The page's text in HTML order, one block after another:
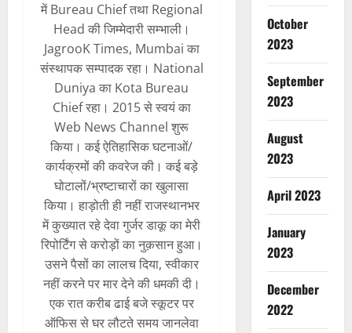
में Bureau Chief तथा Regional
Head की जिम्मेदारी सम्भाली।
JagrooK Times, Mumbai का
संस्थापक सम्पादक रहा। National
Duniya का Kota Bureau
Chief रहा। 2015 से स्वयं का
Web News Channel शुरू
किया। कई ऐतिहासिक घटनाओं/
कार्यक्रमों की कवरेज की। कई बड़े
घोटालों/भ्रष्टाचारों का खुलासा
किया। हाड़ोती ही नहीं राजस्थानभर
में कुख्यात रहे देवा गुर्जर डाकू का मेरी
रिपोर्टिंग से करोड़ों का नुक़सान हुआ।
उसने पैसों का लालच दिया, स्वीकार
नहीं करने पर मार देने की धमकी दी।
एक रात करीब ढाई बजे स्कूटर पर
ऑफिस से घर लौटते समय जानलेवा
October
2023
September
2023
August
2023
April 2023
January
2023
December
2022